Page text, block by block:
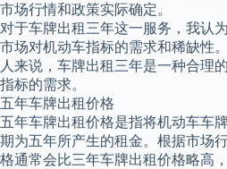
市场行情和政策实际确定。
对于车牌出租三年这一服务，我认
市场对机动车指标的需求和稀缺性
人来说，车牌出租三年是一种合理
指标的需求。
五年车牌出租价格
五年车牌出租价格是指将机动车车
期为五年所产生的租金。根据市场
格通常会比三年车牌出租价格略高